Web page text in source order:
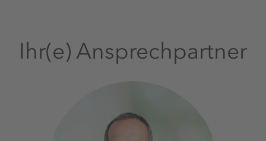
Ihr(e) Ansprechpartner